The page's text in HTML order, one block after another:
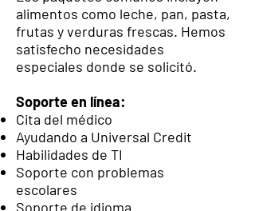
alimentos como leche, pan, pasta,
frutas y verduras frescas. Hemos
satisfecho necesidades
especiales donde se solicitó.
Soporte en línea:
Cita del médico
Ayudando a Universal Credit
Habilidades de TI
Soporte con problemas
escolares
Soporte de idioma